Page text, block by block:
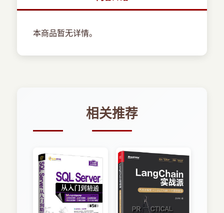
本商品暂无详情。
相关推荐